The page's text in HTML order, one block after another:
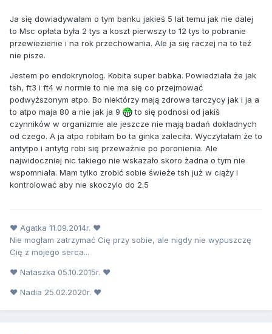
Ja się dowiadywalam o tym banku jakieś 5 lat temu jak nie dalej
to Msc opłata była 2 tys a koszt pierwszy to 12 tys to pobranie
przewiezienie i na rok przechowania. Ale ja się raczej na to też
nie pisze.
Jestem po endokrynolog. Kobita super babka. Powiedziała że jak
tsh, ft3 i ft4 w normie to nie ma się co przejmować
podwyższonym atpo. Bo niektórzy mają zdrowa tarczycy jak i ja a
to atpo maja 80 a nie jak ja 9
to się podnosi od jakiś
czynników w organizmie ale jeszcze nie mają badań dokładnych
od czego. A ja atpo robiłam bo ta ginka zaleciła. Wyczytałam że to
antytpo i antytg robi się przeważnie po poronienia. Ale
najwidoczniej nic takiego nie wskazało skoro żadna o tym nie
wspomniała. Mam tylko zrobić sobie świeże tsh już w ciąży i
kontrolować aby nie skoczylo do 2.5
♥ Agatka 11.09.2014r. ♥
Nie mogłam zatrzymać Cię przy sobie, ale nigdy nie wypuszczę
Cię z mojego serca...
♥ Nataszka 05.10.2015r. ♥
♥ Nadia 25.02.2020r. ♥